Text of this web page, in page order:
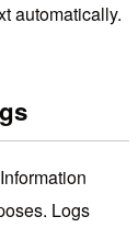
automatically.
Logs